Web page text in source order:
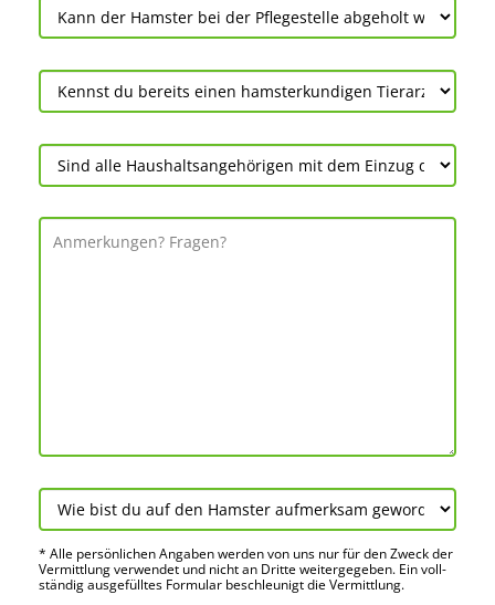
* Alle persön­lichen Angaben werden von uns nur für den Zweck der
Vermitt­lung verwendet und nicht an Dritte weiter­gegeben. Ein voll­
ständig ausge­fülltes Formular beschleu­nigt die Vermitt­lung.